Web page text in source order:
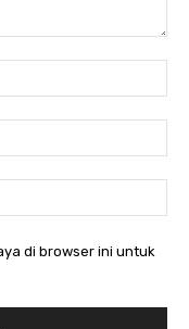
di browser ini untuk